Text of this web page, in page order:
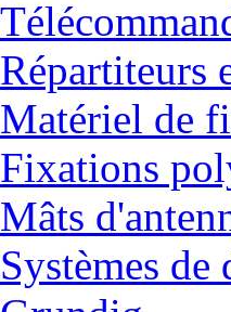
Répartiteurs
Matériel de
Fixations
Mâts
Systèmes